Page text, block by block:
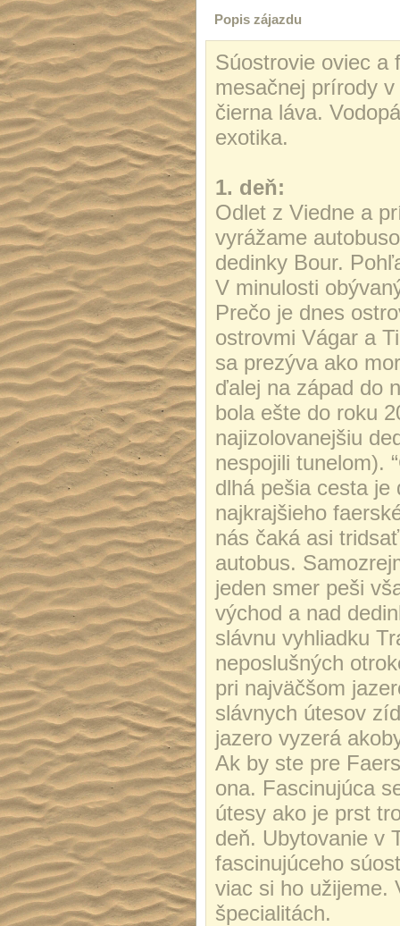
Popis zájazdu
Súostrovie oviec a
mesačnej prírody
čierna láva.
exotika.
1. deň:
Odlet z Viedne a
vyrážame
dedinky Bour.
V minulosti
Prečo je dnes
ostrovmi Vágar a
sa prezýva ako
ďalej na západ do
bola ešte do roku
najizolovanejšiu
nespojili tunelom).
dlhá pešia cesta je
najkrajšieho
nás čaká asi
autobus.
jeden smer peši
východ a nad
slávnu vyhliadku
neposlušných
pri najväčšom
slávnych útesov
jazero vyzerá
Ak by ste pre
ona. Fascinujúca
útesy ako je prst
deň. Ubytovanie v
fascinujúceho
viac si ho užijeme.
špecialitách.